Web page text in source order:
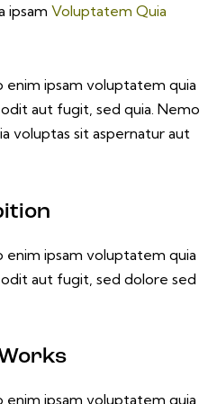
ipsam Voluptatem Quia
enim ipsam voluptatem quia
aut fugit, sed quia. Nemo
voluptas sit aspernatur aut
enim ipsam voluptatem quia
aut fugit, sed dolore sed
enim ipsam voluptatem quia